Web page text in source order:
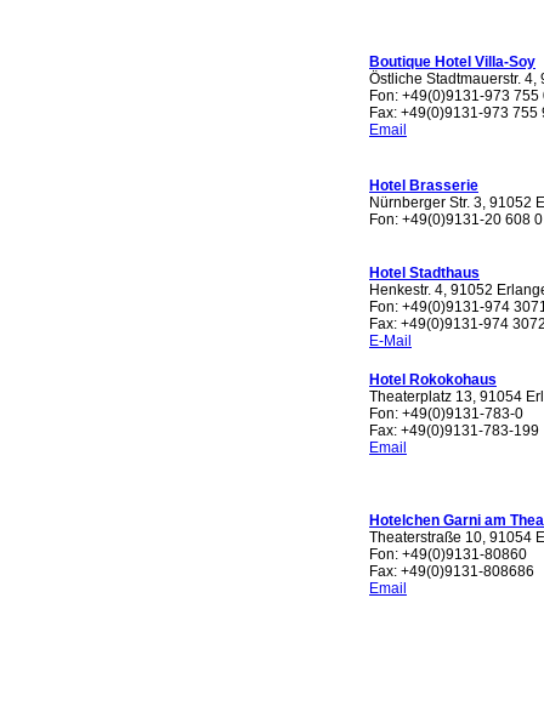
Boutique Hotel Villa-Soy
Östliche Stadtmauerstr.
Fon: +49(0)9131-973 755
Fax: +49(0)9131-973 755
Email
Hotel Brasserie
Nürnberger Str. 3, 91052
Fon: +49(0)9131-20 608 0
Hotel Stadthaus
Henkestr. 4, 91052
Fon: +49(0)9131-974
Fax: +49(0)9131-974
E-Mail
Hotel Rokokohaus
Theaterplatz 13, 91054
Fon: +49(0)9131-783-0
Fax: +49(0)9131-783-199
Email
Hotelchen Garni am
Theaterstraße 10, 91054
Fon: +49(0)9131-80860
Fax: +49(0)9131-808686
Email